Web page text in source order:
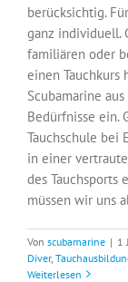
berücksichtig.
ganz individuell.
familiären oder
einen Tauchkurs
Scubamarine
Bedürfnisse ein.
Tauchschule bei
in einer
des Tauchsports
müssen wir uns
Von scubamarine | 1
Diver,
Weiterlesen